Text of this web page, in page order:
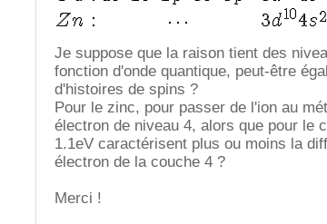
Je suppose que la raison tient des
fonction d'onde quantique, peut-être
d'histoires de spins ?
Pour le zinc, pour passer de l'ion au
électron de niveau 4, alors que pour le
1.1eV caractérisent plus ou moins la
électron de la couche 4 ?
Merci !